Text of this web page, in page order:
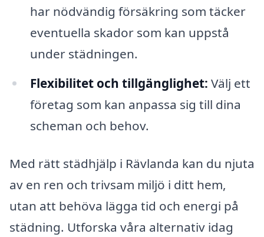
har nödvändig försäkring som täcker
eventuella skador som kan uppstå
under städningen.
Flexibilitet och tillgänglighet: Välj ett
företag som kan anpassa sig till dina
scheman och behov.
Med rätt städhjälp i Rävlanda kan du njuta
av en ren och trivsam miljö i ditt hem,
utan att behöva lägga tid och energi på
städning. Utforska våra alternativ idag